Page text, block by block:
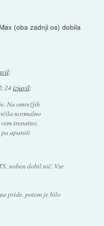
(oba zadnji os) dobila
:
izjavil:
Na omrežjih
normalno
trenutno,
pa aparati
noben dobil nič. Vse
pride, potem je bilo